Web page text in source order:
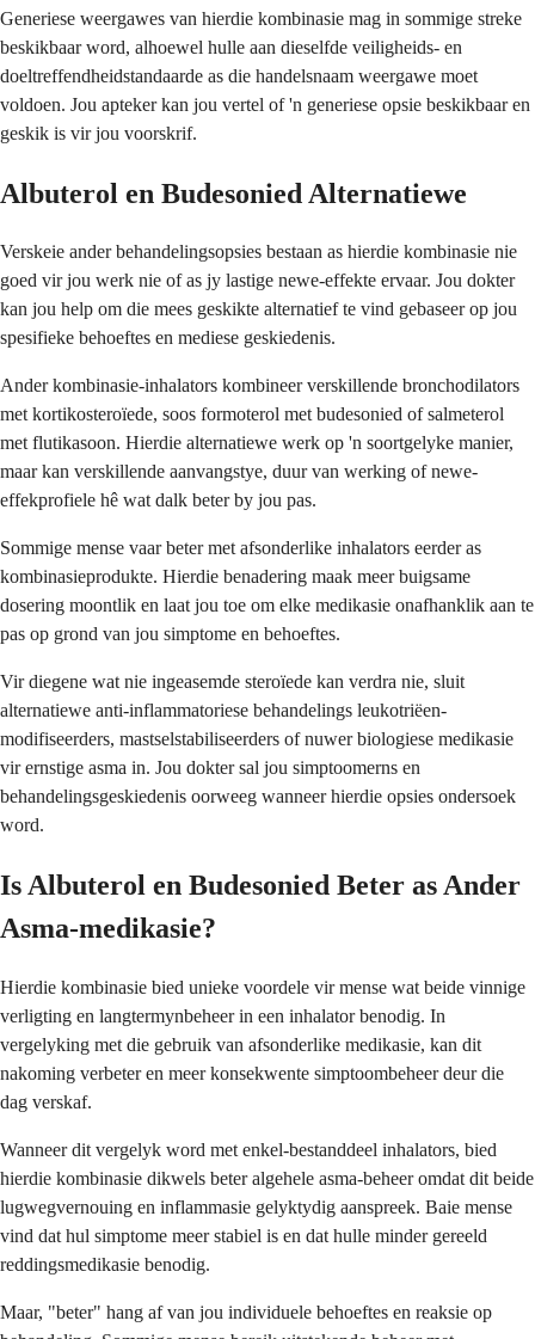
Generiese weergawes van hierdie kombinasie mag in sommige streke
beskikbaar word, alhoewel hulle aan dieselfde veiligheids- en
doeltreffendheidstandaarde as die handelsnaam weergawe moet
voldoen. Jou apteker kan jou vertel of 'n generiese opsie beskikbaar en
geskik is vir jou voorskrif.
Albuterol en Budesonied Alternatiewe
Verskeie ander behandelingsopsies bestaan as hierdie kombinasie nie
goed vir jou werk nie of as jy lastige newe-effekte ervaar. Jou dokter
kan jou help om die mees geskikte alternatief te vind gebaseer op jou
spesifieke behoeftes en mediese geskiedenis.
Ander kombinasie-inhalators kombineer verskillende bronchodilators
met kortikosteroïede, soos formoterol met budesonied of salmeterol
met flutikasoon. Hierdie alternatiewe werk op 'n soortgelyke manier,
maar kan verskillende aanvangstye, duur van werking of newe-
effekprofiele hê wat dalk beter by jou pas.
Sommige mense vaar beter met afsonderlike inhalators eerder as
kombinasieprodukte. Hierdie benadering maak meer buigsame
dosering moontlik en laat jou toe om elke medikasie onafhanklik aan te
pas op grond van jou simptome en behoeftes.
Vir diegene wat nie ingeasemde steroïede kan verdra nie, sluit
alternatiewe anti-inflammatoriese behandelings leukotriëen-
modifiseerders, mastselstabiliseerders of nuwer biologiese medikasie
vir ernstige asma in. Jou dokter sal jou simptoomerns en
behandelingsgeskiedenis oorweeg wanneer hierdie opsies ondersoek
word.
Is Albuterol en Budesonied Beter as Ander
Asma-medikasie?
Hierdie kombinasie bied unieke voordele vir mense wat beide vinnige
verligting en langtermynbeheer in een inhalator benodig. In
vergelyking met die gebruik van afsonderlike medikasie, kan dit
nakoming verbeter en meer konsekwente simptoombeheer deur die
dag verskaf.
Wanneer dit vergelyk word met enkel-bestanddeel inhalators, bied
hierdie kombinasie dikwels beter algehele asma-beheer omdat dit beide
lugwegvernouing en inflammasie gelyktydig aanspreek. Baie mense
vind dat hul simptome meer stabiel is en dat hulle minder gereeld
reddingsmedikasie benodig.
Maar, "beter" hang af van jou individuele behoeftes en reaksie op